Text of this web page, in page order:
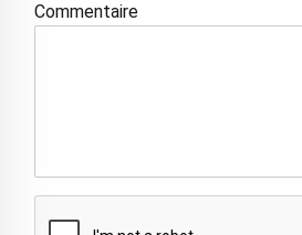
Commentaire